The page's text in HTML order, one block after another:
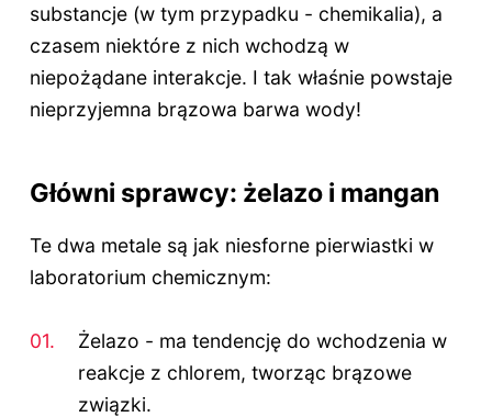
substancje (w tym przypadku - chemikalia), a
czasem niektóre z nich wchodzą w
niepożądane interakcje. I tak właśnie powstaje
nieprzyjemna brązowa barwa wody!
Główni sprawcy: żelazo i mangan
Te dwa metale są jak niesforne pierwiastki w
laboratorium chemicznym:
Żelazo - ma tendencję do wchodzenia w
reakcje z chlorem, tworząc brązowe
związki.